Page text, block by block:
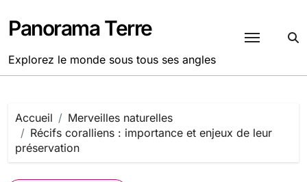
au
contenu
Panorama Terre
Explorez le monde sous tous ses angles
Accueil
Merveilles naturelles
Récifs coralliens : importance et enjeux de leur
préservation